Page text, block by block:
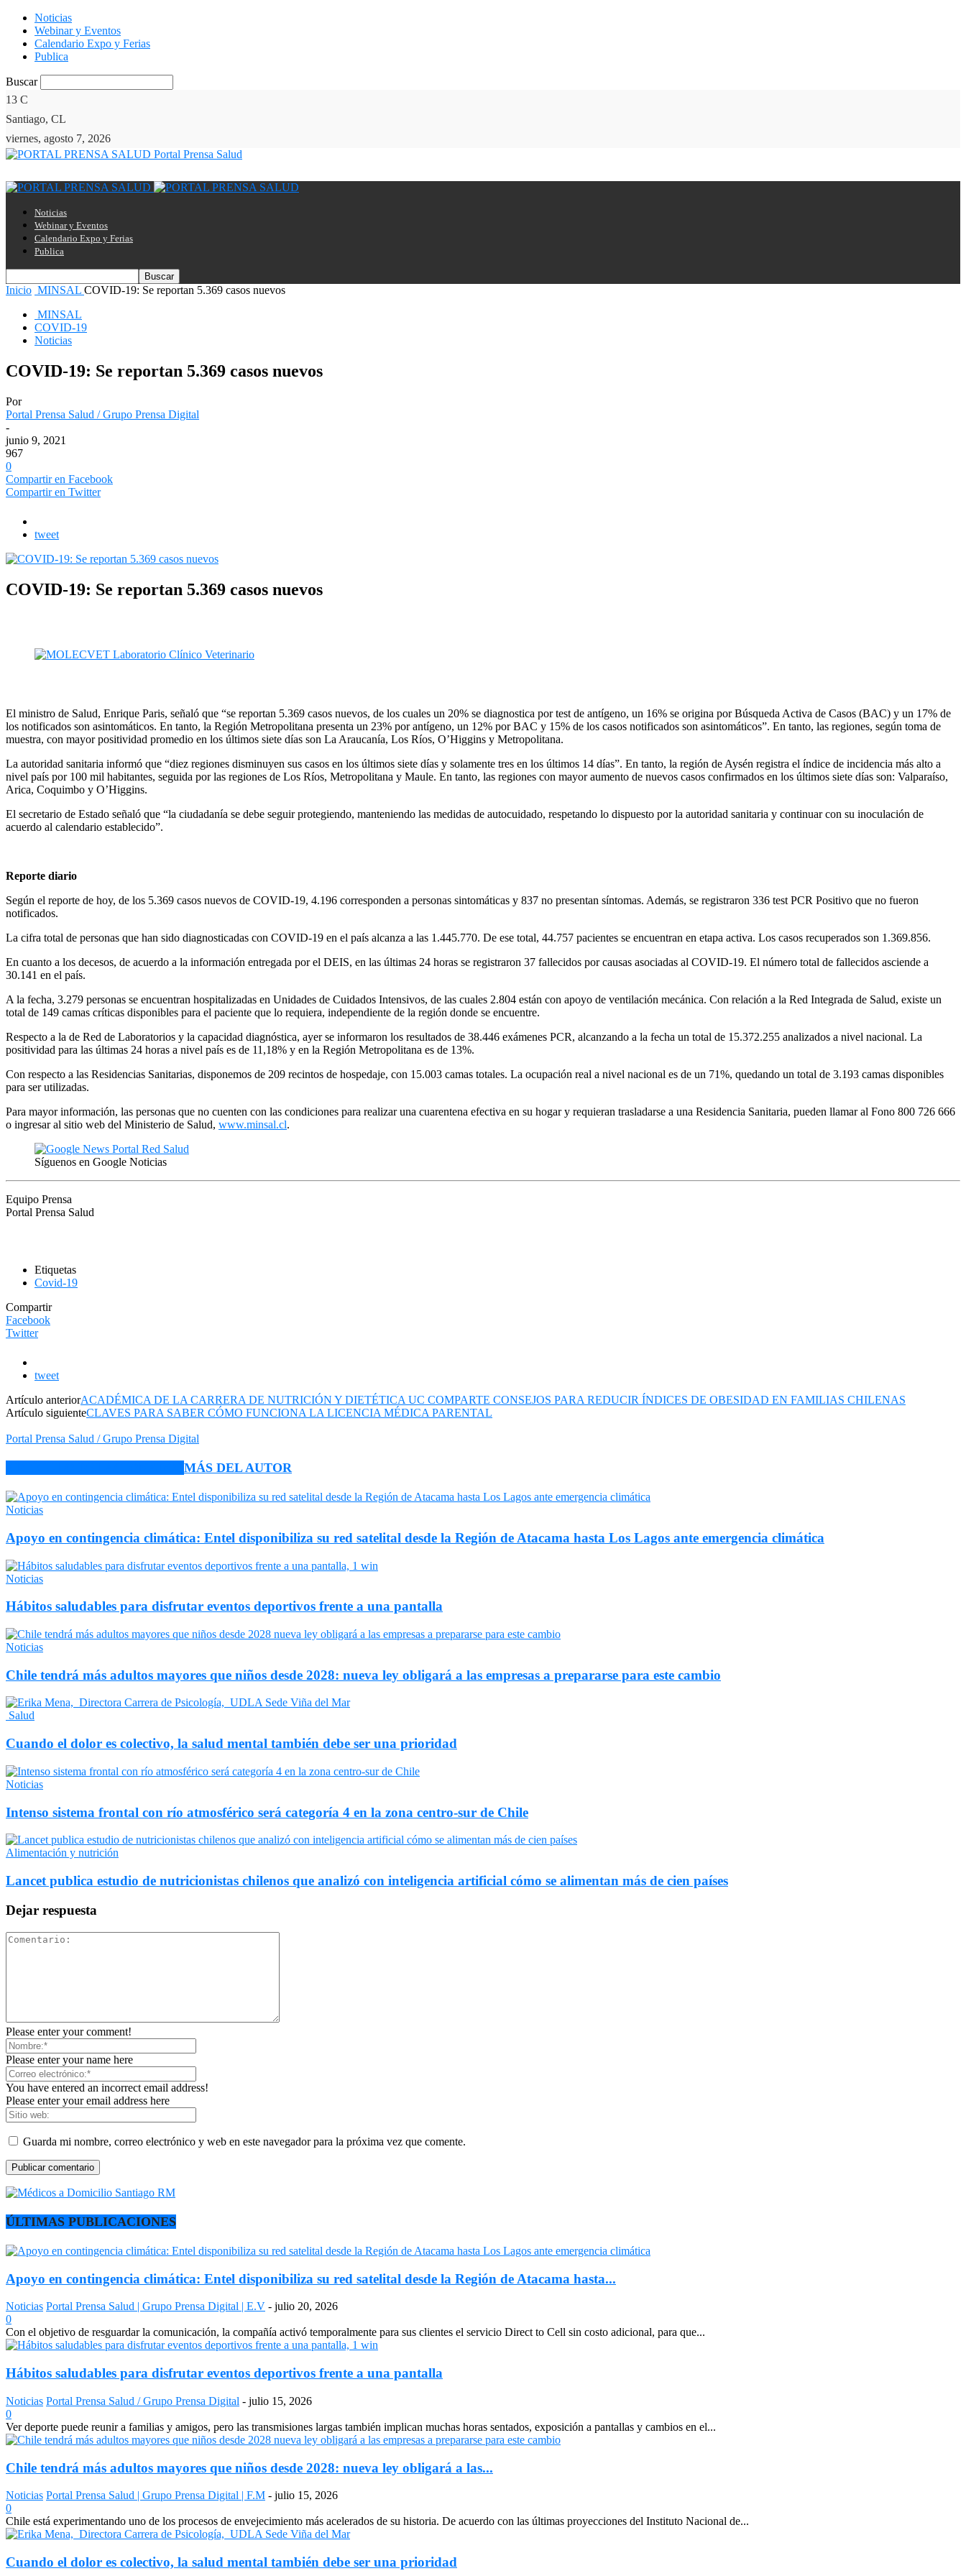
Noticias
Webinar y Eventos
Calendario Expo y Ferias
Publica
Buscar
13 C
Santiago, CL
viernes, agosto 7, 2026
Portal Prensa Salud
Noticias
Webinar y Eventos
Calendario Expo y Ferias
Publica
Inicio MINSAL COVID-19: Se reportan 5.369 casos nuevos
MINSAL
COVID-19
Noticias
COVID-19: Se reportan 5.369 casos nuevos
Por
Portal Prensa Salud / Grupo Prensa Digital
-
junio 9, 2021
967
0
Compartir en Facebook
Compartir en Twitter
tweet
COVID-19: Se reportan 5.369 casos nuevos
El ministro de Salud, Enrique Paris, señaló que “se reportan 5.369 casos nuevos, de los cuales un 20% se diagnostica por test de antígeno, un 16% se origina por Búsqueda Activa de Casos (BAC) y un 17% de
los notificados son asintomáticos. En tanto, la Región Metropolitana presenta un 23% por antígeno, un 12% por BAC y 15% de los casos notificados son asintomáticos”. En tanto, las regiones, según toma de
muestra, con mayor positividad promedio en los últimos siete días son La Araucanía, Los Ríos, O’Higgins y Metropolitana.
La autoridad sanitaria informó que “diez regiones disminuyen sus casos en los últimos siete días y solamente tres en los últimos 14 días”. En tanto, la región de Aysén registra el índice de incidencia más alto a
nivel país por 100 mil habitantes, seguida por las regiones de Los Ríos, Metropolitana y Maule. En tanto, las regiones con mayor aumento de nuevos casos confirmados en los últimos siete días son: Valparaíso,
Arica, Coquimbo y O’Higgins.
El secretario de Estado señaló que “la ciudadanía se debe seguir protegiendo, manteniendo las medidas de autocuidado, respetando lo dispuesto por la autoridad sanitaria y continuar con su inoculación de
acuerdo al calendario establecido”.
Reporte diario
Según el reporte de hoy, de los 5.369 casos nuevos de COVID-19, 4.196 corresponden a personas sintomáticas y 837 no presentan síntomas. Además, se registraron 336 test PCR Positivo que no fueron
notificados.
La cifra total de personas que han sido diagnosticadas con COVID-19 en el país alcanza a las 1.445.770. De ese total, 44.757 pacientes se encuentran en etapa activa. Los casos recuperados son 1.369.856.
En cuanto a los decesos, de acuerdo a la información entregada por el DEIS, en las últimas 24 horas se registraron 37 fallecidos por causas asociadas al COVID-19. El número total de fallecidos asciende a
30.141 en el país.
A la fecha, 3.279 personas se encuentran hospitalizadas en Unidades de Cuidados Intensivos, de las cuales 2.804 están con apoyo de ventilación mecánica. Con relación a la Red Integrada de Salud, existe un
total de 149 camas críticas disponibles para el paciente que lo requiera, independiente de la región donde se encuentre.
Respecto a la de Red de Laboratorios y la capacidad diagnóstica, ayer se informaron los resultados de 38.446 exámenes PCR, alcanzando a la fecha un total de 15.372.255 analizados a nivel nacional. La
positividad para las últimas 24 horas a nivel país es de 11,18% y en la Región Metropolitana es de 13%.
Con respecto a las Residencias Sanitarias, disponemos de 209 recintos de hospedaje, con 15.003 camas totales. La ocupación real a nivel nacional es de un 71%, quedando un total de 3.193 camas disponibles
para ser utilizadas.
Para mayor información, las personas que no cuenten con las condiciones para realizar una cuarentena efectiva en su hogar y requieran trasladarse a una Residencia Sanitaria, pueden llamar al Fono 800 726 666
o ingresar al sitio web del Ministerio de Salud, www.minsal.cl.
Síguenos en Google Noticias
Equipo Prensa
Portal Prensa Salud
Etiquetas
Covid-19
Compartir
Facebook
Twitter
tweet
Artículo anteriorACADÉMICA DE LA CARRERA DE NUTRICIÓN Y DIETÉTICA UC COMPARTE CONSEJOS PARA REDUCIR ÍNDICES DE OBESIDAD EN FAMILIAS CHILENAS
Artículo siguienteCLAVES PARA SABER CÓMO FUNCIONA LA LICENCIA MÉDICA PARENTAL
Portal Prensa Salud / Grupo Prensa Digital
MÁS DEL AUTOR
Noticias
Apoyo en contingencia climática: Entel disponibiliza su red satelital desde la Región de Atacama hasta Los Lagos ante emergencia climática
Noticias
Hábitos saludables para disfrutar eventos deportivos frente a una pantalla
Noticias
Chile tendrá más adultos mayores que niños desde 2028: nueva ley obligará a las empresas a prepararse para este cambio
Salud
Cuando el dolor es colectivo, la salud mental también debe ser una prioridad
Noticias
Intenso sistema frontal con río atmosférico será categoría 4 en la zona centro-sur de Chile
Alimentación y nutrición
Lancet publica estudio de nutricionistas chilenos que analizó con inteligencia artificial cómo se alimentan más de cien países
Dejar respuesta
Please enter your comment!
Please enter your name here
You have entered an incorrect email address!
Please enter your email address here
Guarda mi nombre, correo electrónico y web en este navegador para la próxima vez que comente.
ÚLTIMAS PUBLICACIONES
Apoyo en contingencia climática: Entel disponibiliza su red satelital desde la Región de Atacama hasta...
Noticias Portal Prensa Salud | Grupo Prensa Digital | E.V - julio 20, 2026
0
Con el objetivo de resguardar la comunicación, la compañía activó temporalmente para sus clientes el servicio Direct to Cell sin costo adicional, para que...
Hábitos saludables para disfrutar eventos deportivos frente a una pantalla
Noticias Portal Prensa Salud / Grupo Prensa Digital - julio 15, 2026
0
Ver deporte puede reunir a familias y amigos, pero las transmisiones largas también implican muchas horas sentados, exposición a pantallas y cambios en el...
Chile tendrá más adultos mayores que niños desde 2028: nueva ley obligará a las...
Noticias Portal Prensa Salud | Grupo Prensa Digital | F.M - julio 15, 2026
0
Chile está experimentando uno de los procesos de envejecimiento más acelerados de su historia. De acuerdo con las últimas proyecciones del Instituto Nacional de...
Cuando el dolor es colectivo, la salud mental también debe ser una prioridad